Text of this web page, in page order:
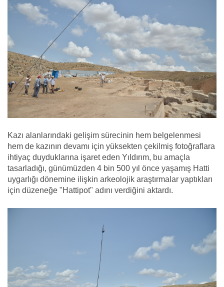
Kazı alanlarındaki gelişim sürecinin hem belgelenmesi
hem de kazının devamı için yüksekten çekilmiş fotoğraflara
ihtiyaç duyduklarına işaret eden Yıldırım, bu amaçla
tasarladığı, günümüzden 4 bin 500 yıl önce yaşamış Hatti
uygarlığı dönemine ilişkin arkeolojik araştırmalar yaptıkları
için düzeneğe "Hattipot" adını verdiğini aktardı.